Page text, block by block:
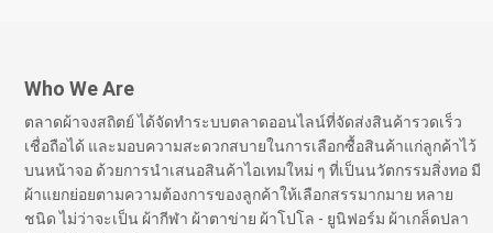
Who We Are
ตลาดผ้าจงสถิตย์ ได้จัดทำระบบตลาดออนไลน์ที่จัดส่งสินค้ารวดเร็ว
เชื่อถือได้ และมอบความสะดวกสบายในการเลือกซื้อสินค้าแก่ลูกค้าไว้
บนหน้าจอ ด้วยการนำเสนอสินค้าไอเทมใหม่ ๆ ที่เป็นนวัตกรรมสิ่งทอ มี
ผ้าแยกย่อยตามความต้องการของลูกค้าให้เลือกสรรมากมาย หลาย
ชนิด ไม่ว่าจะเป็น ผ้ากีฬา ผ้าตาข่าย ผ้าโปโล - ยูนิฟอร์ม ผ้าเกล็ดปลา